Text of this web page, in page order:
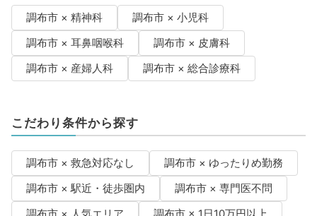
調布市 × 精神科
調布市 × 小児科
調布市 × 耳鼻咽喉科
調布市 × 皮膚科
調布市 × 産婦人科
調布市 × 総合診療科
こだわり条件から探す
調布市 × 救急対応なし
調布市 × ゆったりめ勤務
調布市 × 駅近・徒歩圏内
調布市 × 専門医不問